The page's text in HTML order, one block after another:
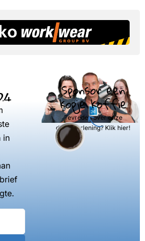
in
Sponsor een
kopje koffie
Tevreden over onze
dienstverlening? Klik hier!